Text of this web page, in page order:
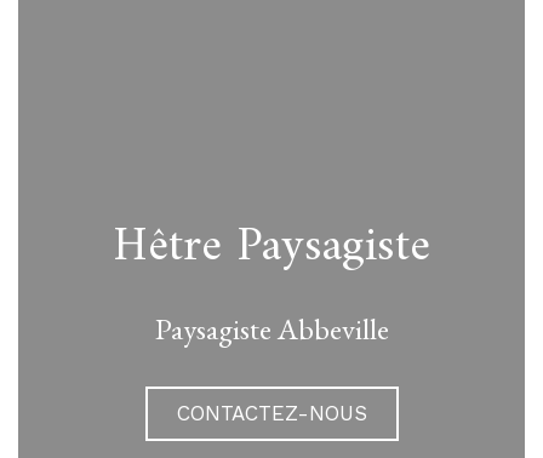
Hêtre Paysagiste
Paysagiste Abbeville
CONTACTEZ-NOUS